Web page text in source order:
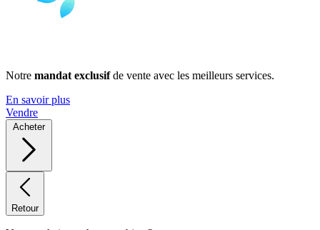
Notre mandat exclusifde vente avec les meilleurs services.
En savoir plus
Vendre
Acheter
Retour